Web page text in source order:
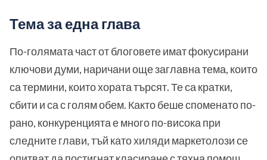
Тема за една глава
По-голямата част от блоговете имат фокусирани
ключови думи, наричани още заглавна тема, които
са термини, които хората търсят. Те са кратки,
сбити и са с голям обем. Както беше споменато по-
рано, конкуренцията е много по-висока при
следните глави, тъй като хиляди маркетолози се